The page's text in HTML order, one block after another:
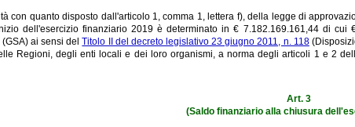
con quanto disposto dall'articolo 1, comma 1, lettera f), della legge di
dell'esercizio finanziario 2019 è determinato in € 7.182.169.161,44 di
(GSA) ai sensi delTitolo II del decreto legislativo 23 giugno 2011, n. 118
Regioni, degli enti locali e dei loro organismi, a norma degli articoli 1 e 2
Art. 3
(Saldo finanziario alla chiusura